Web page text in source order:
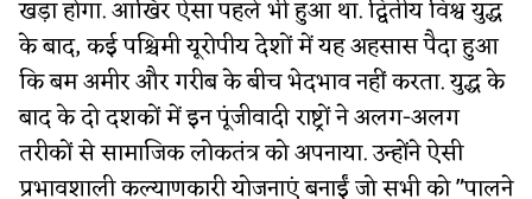
खड़ा होगा. आखिर ऐसा पहले भी हुआ था. द्वितीय विश्व युद्ध
के बाद, कई पश्चिमी यूरोपीय देशों में यह अहसास पैदा हुआ
कि बम अमीर और गरीब के बीच भेदभाव नहीं करता. युद्ध के
बाद के दो दशकों में इन पूंजीवादी राष्ट्रों ने अलग-अलग
तरीकों से सामाजिक लोकतंत्र को अपनाया. उन्होंने ऐसी
प्रभावशाली कल्याणकारी योजनाएं बनाईं जो सभी को "पालने